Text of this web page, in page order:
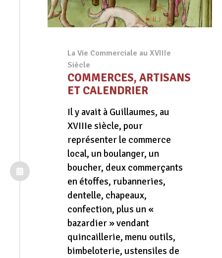
La Vie Commerciale au XVIIIe
Siècle
COMMERCES, ARTISANS
ET CALENDRIER
Il y avait à Guillaumes, au
XVIIIe siècle, pour
représenter le commerce
local, un boulanger, un
boucher, deux commerçants
en étoffes, rubanneries,
dentelle, chapeaux,
confection, plus un «
bazardier » vendant
quincaillerie, menu outils,
bimbeloterie, ustensiles de